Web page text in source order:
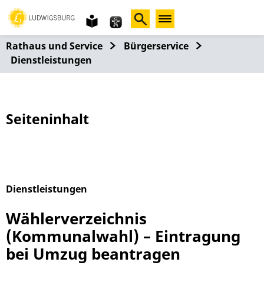
Gebärdensprache
leichte
Sprache
Rathaus und Service
Bürgerservice
Dienstleistungen
Seiteninhalt
Dienstleistungen
Wählerverzeichnis
(Kommunalwahl) – Eintragung
bei Umzug beantragen